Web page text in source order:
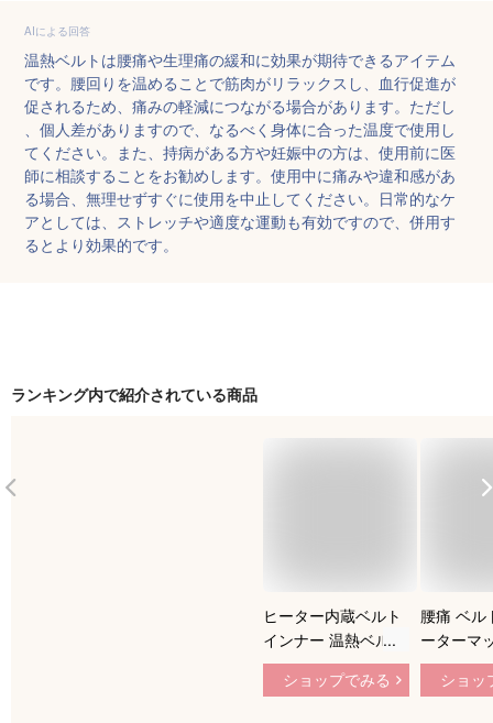
AIによる回答
温熱ベルトは腰痛や生理痛の緩和に効果が期待できるアイテム
です。腰回りを温めることで筋肉がリラックスし、血行促進が
促されるため、痛みの軽減につながる場合があります。ただし
、個人差がありますので、なるべく身体に合った温度で使用し
てください。また、持病がある方や妊娠中の方は、使用前に医
師に相談することをお勧めします。使用中に痛みや違和感があ
る場合、無理せずすぐに使用を中止してください。日常的なケ
アとしては、ストレッチや適度な運動も有効ですので、併用す
るとより効果的です。
ランキング内で紹介されている商品
ヒーター内蔵ベルト
インナー 温熱ベルト
ベルトウォーマー タ
イマー 生理痛 温熱
ショップでみる
腰痛 ベル
ーターマ
温熱 腰ケ
熱ベルト
ショッ